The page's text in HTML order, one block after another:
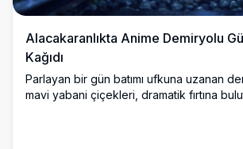
Alacakaranlıkta Anime Demiryolu
Kağıdı
Parlayan bir gün batımı ufkuna uzanan
mavi yabani çiçekleri, dramatik fırtına